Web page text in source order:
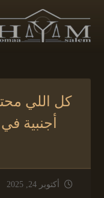
كل اللي
أجنبية
أكتوبر 24, 2025